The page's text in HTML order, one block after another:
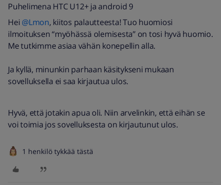
Puhelimena HTC U12+ ja android 9
Hei @Lmon, kiitos palautteesta! Tuo huomiosi
ilmoituksen “myöhässä olemisesta” on tosi hyvä huomio.
Me tutkimme asiaa vähän konepellin alla.
Ja kyllä, minunkin parhaan käsitykseni mukaan
sovelluksella ei saa kirjautua ulos.
Hyvä, että jotakin apua oli. Niin arvelinkin, että eihän se
voi toimia jos sovelluksesta on kirjautunut ulos.
1 henkilö tykkää tästä